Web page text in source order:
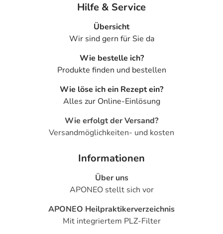
Hilfe & Service
Übersicht
Wir sind gern für Sie da
Wie bestelle ich?
Produkte finden und bestellen
Wie löse ich ein Rezept ein?
Alles zur Online-Einlösung
Wie erfolgt der Versand?
Versandmöglichkeiten- und kosten
Informationen
Über uns
APONEO stellt sich vor
APONEO Heilpraktikerverzeichnis
Mit integriertem PLZ-Filter